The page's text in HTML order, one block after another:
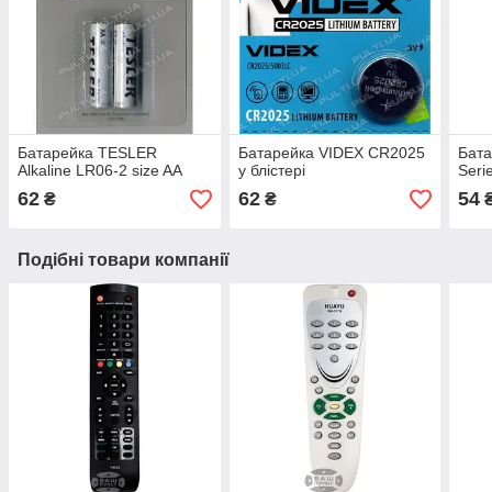
Батарейка TESLER
Alkaline LR06-2 size AA
62 ₴
Батарейка VIDEX CR2025
у блістері
62₴ 54
Подібні товари компанії